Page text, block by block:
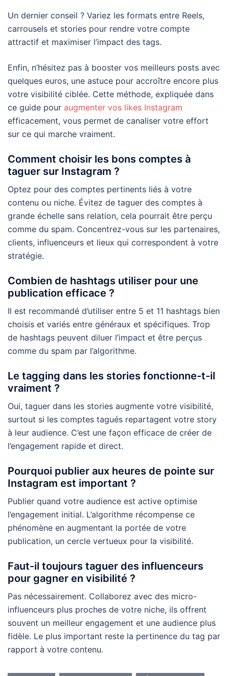
Un dernier conseil ? Variez les formats entre Reels,
carrousels et stories pour rendre votre compte
attractif et maximiser l’impact des tags.
Enfin, n’hésitez pas à booster vos meilleurs posts avec
quelques euros, une astuce pour accroître encore plus
votre visibilité ciblée. Cette méthode, expliquée dans
ce guide pour augmenter vos likes Instagram
efficacement, vous permet de canaliser votre effort
sur ce qui marche vraiment.
Comment choisir les bons comptes à
taguer sur Instagram ?
Optez pour des comptes pertinents liés à votre
contenu ou niche. Évitez de taguer des comptes à
grande échelle sans relation, cela pourrait être perçu
comme du spam. Concentrez-vous sur les partenaires,
clients, influenceurs et lieux qui correspondent à votre
stratégie.
Combien de hashtags utiliser pour une
publication efficace ?
Il est recommandé d’utiliser entre 5 et 11 hashtags bien
choisis et variés entre généraux et spécifiques. Trop
de hashtags peuvent diluer l’impact et être perçus
comme du spam par l’algorithme.
Le tagging dans les stories fonctionne-t-il
vraiment ?
Oui, taguer dans les stories augmente votre visibilité,
surtout si les comptes tagués repartagent votre story
à leur audience. C’est une façon efficace de créer de
l’engagement rapide et direct.
Pourquoi publier aux heures de pointe sur
Instagram est important ?
Publier quand votre audience est active optimise
l’engagement initial. L’algorithme récompense ce
phénomène en augmentant la portée de votre
publication, un cercle vertueux pour la visibilité.
Faut-il toujours taguer des influenceurs
pour gagner en visibilité ?
Pas nécessairement. Collaborez avec des micro-
influenceurs plus proches de votre niche, ils offrent
souvent un meilleur engagement et une audience plus
fidèle. Le plus important reste la pertinence du tag par
rapport à votre contenu.